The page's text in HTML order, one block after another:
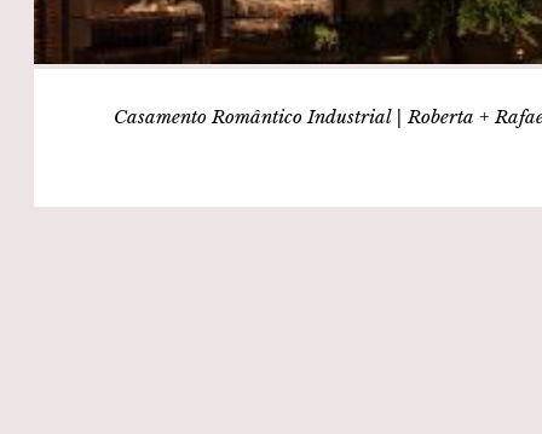
Casamento Romântico Industrial | Roberta +